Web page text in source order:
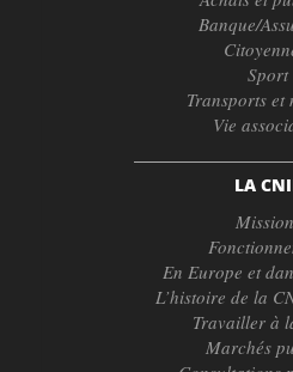
Banque/
Sport
Transports et
Vie
LA
En Europe et
L’histoire de la
Travailler à
Marchés